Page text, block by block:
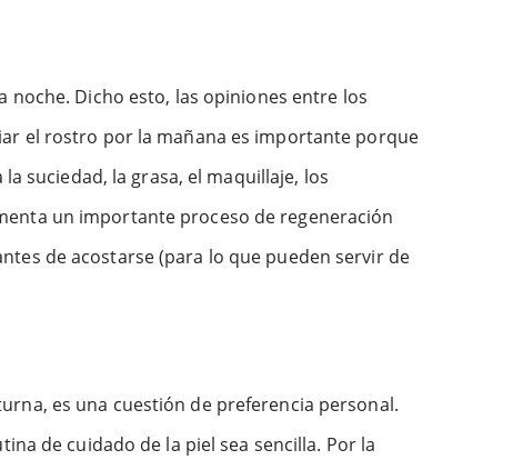
noche. Dicho esto, las opiniones entre los
el rostro por la mañana es importante porque
suciedad, la grasa, el maquillaje, los
un importante proceso de regeneración
de acostarse (para lo que pueden servir de
es una cuestión de preferencia personal.
de cuidado de la piel sea sencilla. Por la